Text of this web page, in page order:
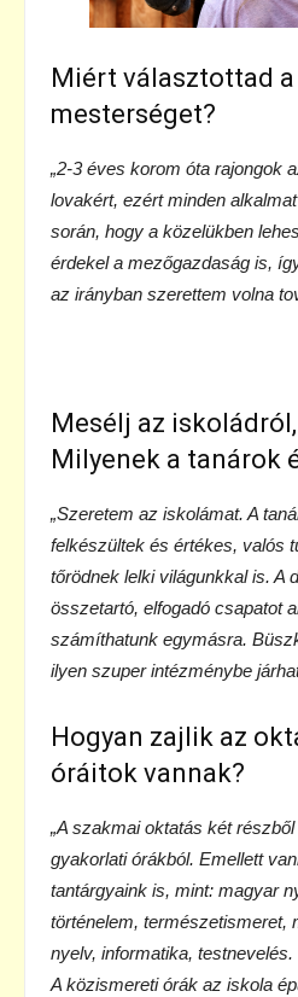
Miért választottad a
mesterséget?
„2-3 éves korom óta rajongok
lovakért, ezért minden
során, hogy a közelükben
érdekel a mezőgazdaság is,
az irányban szerettem volna
Mesélj az
Milyenek a tanárok
„Szeretem az iskolámat. A
felkészültek és értékes, valós
tőrödnek lelki világunkkal is. A
összetartó, elfogadó csapatot
számíthatunk egymásra.
ilyen szuper intézménybe
Hogyan zajlik az
óráitok vannak?
„A szakmai oktatás két
gyakorlati órákból. Emellett
tantárgyaink is, mint: magyar
történelem, természetismeret,
nyelv, informatika, testnevelés.
A közismereti órák az iskola